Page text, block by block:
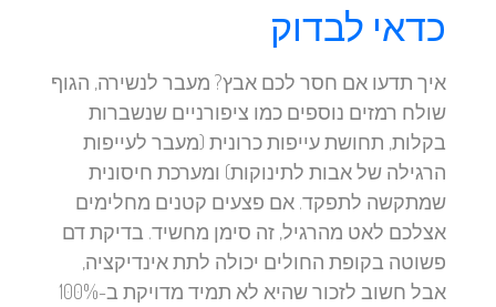
כדאי לבדוק
איך תדעו אם חסר לכם אבץ? מעבר לנשירה, הגוף
שולח רמזים נוספים כמו ציפורניים שנשברות
בקלות, תחושת עייפות כרונית (מעבר לעייפות
הרגילה של אבות לתינוקות) ומערכת חיסונית
שמתקשה לתפקד. אם פצעים קטנים מחלימים
אצלכם לאט מהרגיל, זה סימן מחשיד. בדיקת דם
פשוטה בקופת החולים יכולה לתת אינדיקציה,
אבל חשוב לזכור שהיא לא תמיד מדויקת ב-100%